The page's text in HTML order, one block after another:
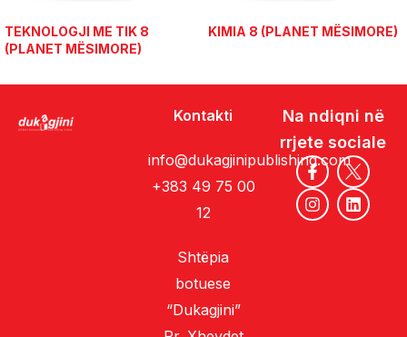
TEKNOLOGJI ME TIK 8
(PLANET MËSIMORE)
KIMIA 8 (PLANET MËSIMORE)
Kontakti
info@dukagjinipublishing.com
+383 49 75 00
12
Shtëpia
botuese
“Dukagjini”
Na ndiqni në
rrjete sociale